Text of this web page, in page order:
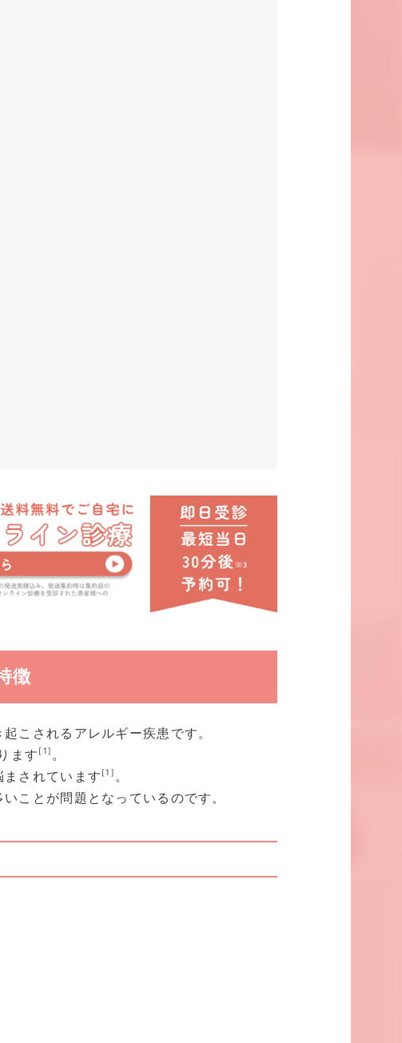
徴
こされるアレルギー疾患です。
ます [1] 。
されています [1] 。
ことが問題となっているのです。